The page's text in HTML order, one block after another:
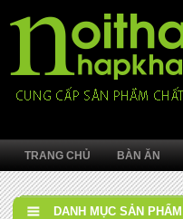
TRANG CHỦ BÀN ĂN
DANH MỤC SẢN PHẨM